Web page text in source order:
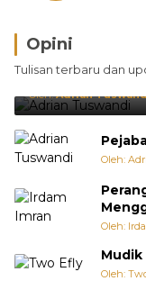
Opini
Tulisan terbaru dan
Brasil Lebih
Punya Cara
Oleh:Adrian
Oleh:
Oleh:
Mudik
Oleh: